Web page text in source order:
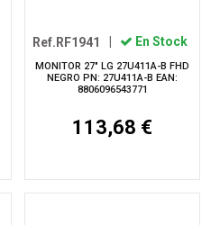
Ref.RF1941 En Stock
MONITOR 27" LG 27U411A-B FHD
NEGRO PN: 27U411A-B EAN:
8806096543771
113,68 €